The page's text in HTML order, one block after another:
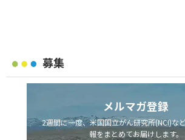
募集
メルマガ登録
2週間に一度、米国国立がん研究所(NCI)な
報をまとめてお届けします。